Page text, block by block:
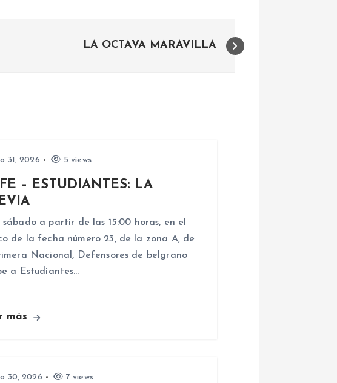
LA OCTAVA MARAVILLA
31, 2026 5 views
– ESTUDIANTES: LA
sábado a partir de las 15:00 horas, en el
de la fecha número 23, de la zona A, de
Nacional, Defensores de belgrano
a Estudiantes…
más
30, 2026 7 views